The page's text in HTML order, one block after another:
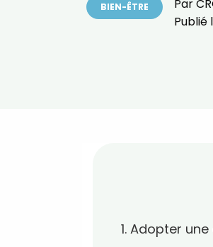
BIEN-ÊTRE Par
Publié
1. Adopter